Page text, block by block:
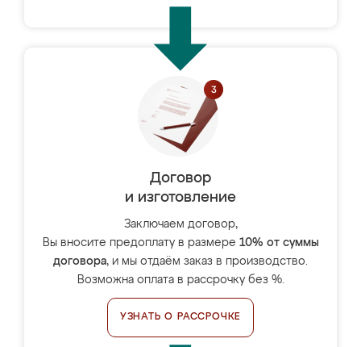
Договор
и изготовление
Заключаем договор,
Вы вносите предоплату в размере 10% от суммы
договора, и мы отдаём заказ в производство.
Возможна оплата в рассрочку без %.
УЗНАТЬ О РАССРОЧКЕ